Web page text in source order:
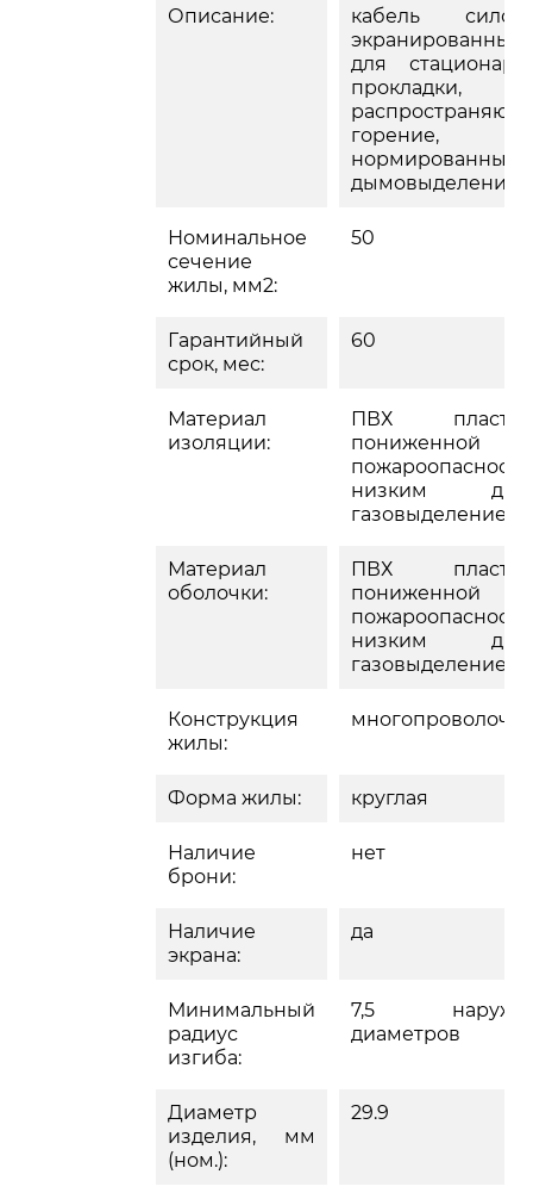
Описание:
кабель
экранированный
для
прокладки,
горение,
нормированным
Номинальное
сечение
жилы, мм2:
50
Гарантийный
срок, мес:
60
Материал
изоляции:
ПВХ
пониженной
низким
газовыделением
Материал
оболочки:
ПВХ
пониженной
низким
газовыделением
Конструкция
жилы:
Форма жилы: круглая
Наличие
брони:
нет
Наличие
экрана:
да
Минимальный
радиус
изгиба:
7,5
диаметров
Диаметр
изделия, мм
(ном.):
29.9